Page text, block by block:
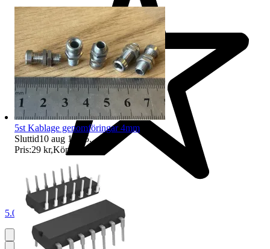
5.0
5st Kablage genomföringar 4mm
Sluttid10 aug 16:15.
Pris:29 kr,Köp nu